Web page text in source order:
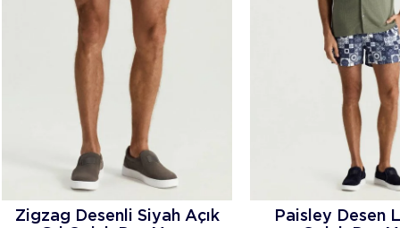
Zigzag Desenli Siyah Açık
Paisley Desen